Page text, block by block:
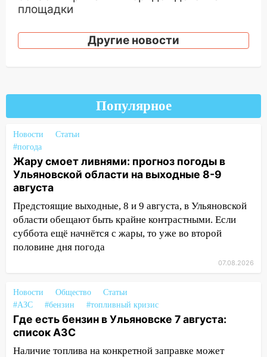
площадки
15:27 Прокуратура проверяет
капремонт школы в селе Кивать
пешеходных переходах
14:40
На проспекте Гая в Ульяновске
50-метровом участке
14:22
В Новом городе 8 августа пройдет
большой фестиваль «Наше время» с
мотофристайлом и концертом
«Мураками»
14:04 Жару смоет ливнями: прогноз
погоды в Ульяновской области на
выходные 8-9 августа
пассажира»
13:20 В Ульяновске за один день
обокрали женщину на пляже и
подростка в сквере
Другие новости
Популярное
Новости
Статьи
#погода
Жару смоет ливнями: прогноз погоды в
Ульяновской области на выходные 8-9
августа
Предстоящие выходные, 8 и 9 августа, в Ульяновской
области обещают быть крайне контрастными. Если
суббота ещё начнётся с жары, то уже во второй
половине дня погода
07.08.2026
Новости Общество
Статьи
#АЗС
#бензин #топливный кризис
Где есть бензин в Ульяновске 7 августа:
список АЗС
Наличие топлива на конкретной заправке может